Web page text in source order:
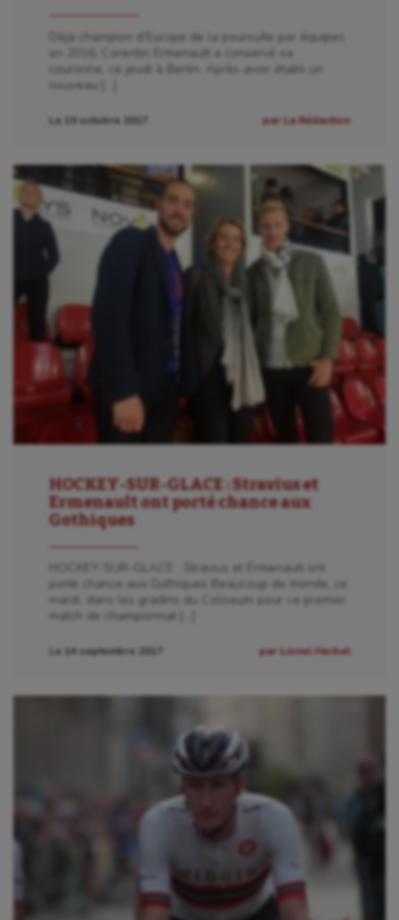
Déjà champion d’Europe de la poursuite par équipes
en 2016, Corentin Ermenault a conservé sa
couronne, ce jeudi à Berlin. Après avoir établi un
nouveau […]
Le 19 octobre 2017 par La Rédaction
HOCKEY-SUR-GLACE : Stravius et
Ermenault ont porté chance aux
Gothiques
HOCKEY-SUR-GLACE : Stravius et Ermenault ont
porté chance aux Gothiques Beaucoup de monde, ce
mardi, dans les gradins du Coliseum pour ce premier
match de championnat […]
Le 14 septembre 2017 par Lionel Herbet